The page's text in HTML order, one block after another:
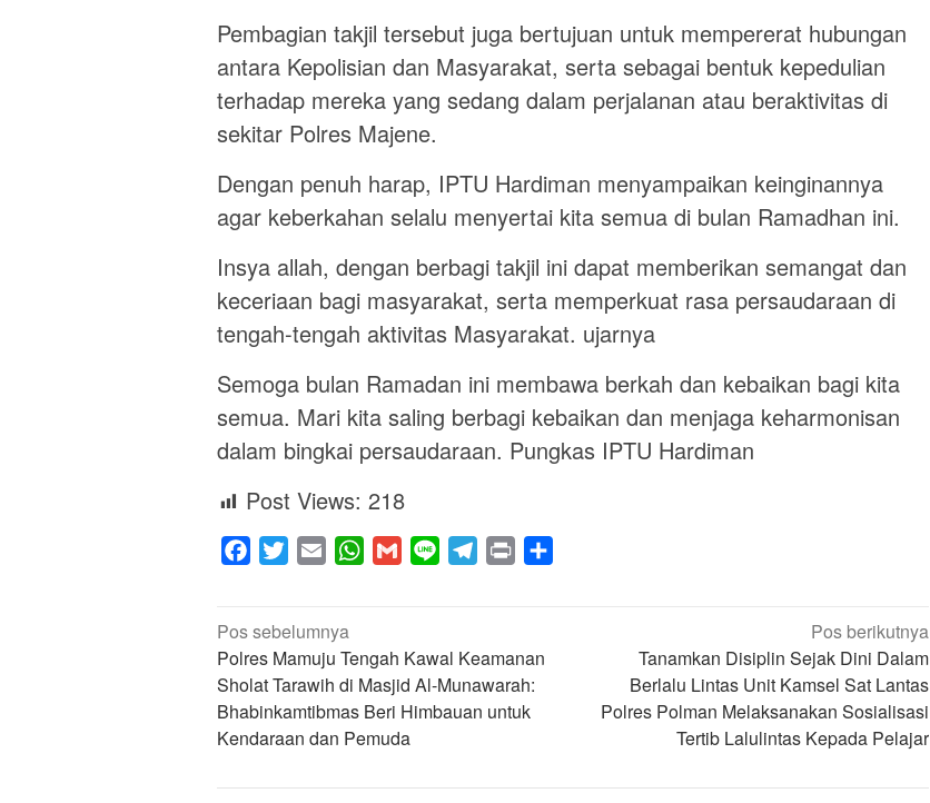
Pembagian takjil tersebut juga bertujuan untuk mempererat hubungan
antara Kepolisian dan Masyarakat, serta sebagai bentuk kepedulian
terhadap mereka yang sedang dalam perjalanan atau beraktivitas di
sekitar Polres Majene.
Dengan penuh harap, IPTU Hardiman menyampaikan keinginannya
agar keberkahan selalu menyertai kita semua di bulan Ramadhan ini.
Insya allah, dengan berbagi takjil ini dapat memberikan semangat dan
keceriaan bagi masyarakat, serta memperkuat rasa persaudaraan di
tengah-tengah aktivitas Masyarakat. ujarnya
Semoga bulan Ramadan ini membawa berkah dan kebaikan bagi kita
semua. Mari kita saling berbagi kebaikan dan menjaga keharmonisan
dalam bingkai persaudaraan. Pungkas IPTU Hardiman
Post Views: 218
Facebook
Twitter Email WhatsApp
Gmail Line Telegram
Print
Navigasi
pos
Pos sebelumnya
Polres Mamuju Tengah Kawal Keamanan
Sholat Tarawih di Masjid Al-Munawarah:
Bhabinkamtibmas Beri Himbauan untuk
Kendaraan dan Pemuda
Pos berikutnya
Tanamkan Disiplin Sejak Dini Dalam
Berlalu Lintas Unit Kamsel Sat Lantas
Polres Polman Melaksanakan Sosialisasi
Tertib Lalulintas Kepada Pelajar